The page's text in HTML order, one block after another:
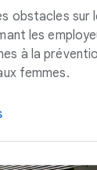
obstacles sur
les
à la
femmes.